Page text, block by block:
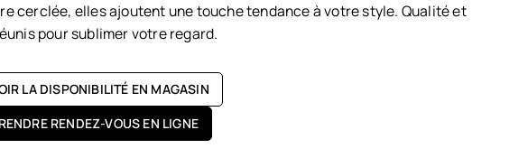
cerclée, elles ajoutent une touche tendance à votre style. Qualité et
pour sublimer votre regard.
LA DISPONIBILITÉ EN MAGASIN
RENDEZ-VOUS EN LIGNE